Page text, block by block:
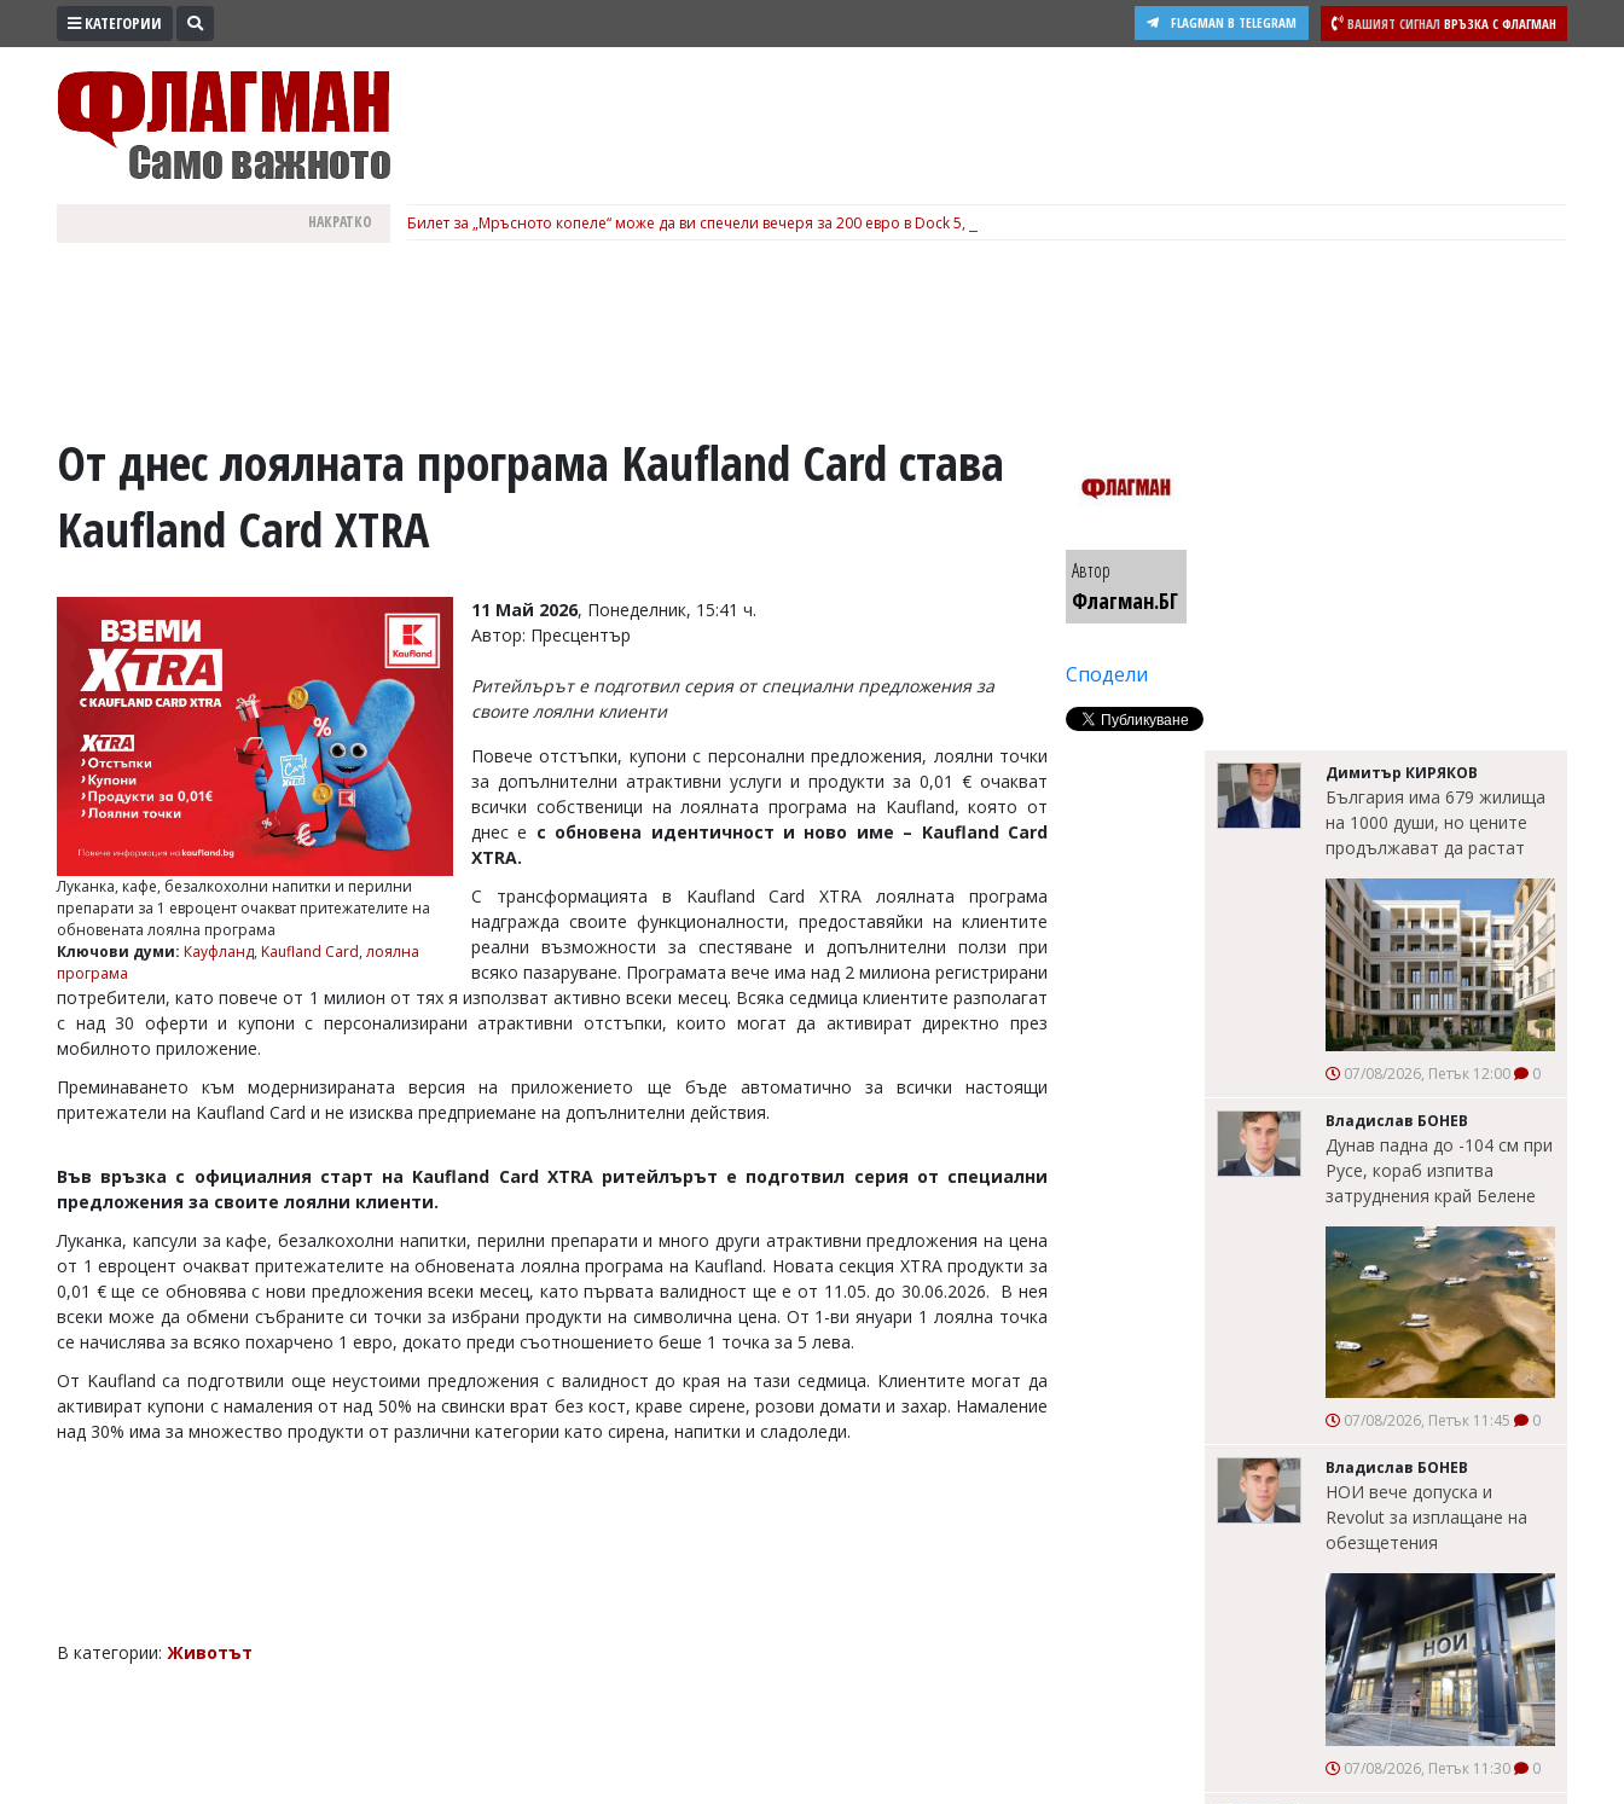
ПРОМО
ВОЙНАТА
УКРАЙНА
РАЗСЛЕДВАНЕ
Управители:
v.vasilev@flagman.bg
Касабова,
k.kassabova@flagman.bg
Главен
редактор:
Колев,
Коментарите
въвеждат
читателите
редакцията
отговорност
откриете
КАТЕГОРИИ ВАШИЯТ СИГНАЛ ВРЪЗКА С ФЛАГМАН
FLAGMAN В TELEGRAM
НАКРАТКО Билет за „Мръсното копеле“ може да ви спечели вечеря за 200 евро в Dock 5, вижте подробности
От днес лоялната програма Kaufland Card става
Kaufland Card XTRA
Луканка, кафе, безалкохолни напитки и перилни
препарати за 1 евроцент очакват притежателите на
обновената лоялна програма
Ключови думи: Кауфланд, Kaufland Card, лоялна
програма
11 Май 2026, Понеделник, 15:41 ч.
Автор: Пресцентър
Ритейлърът е подготвил серия от специални предложения за
своите лоялни клиенти
Повече отстъпки, купони с персонални предложения, лоялни точки
за допълнителни атрактивни услуги и продукти за 0,01 € очакват
всички собственици на лоялната програма на Kaufland, която от
днес е с обновена идентичност и ново име – Kaufland Card
XTRA.
С трансформацията в Kaufland Card XTRA лоялната програма
надгражда своите функционалности, предоставяйки на клиентите
реални възможности за спестяване и допълнителни ползи при
всяко пазаруване. Програмата вече има над 2 милиона регистрирани
потребители, като повече от 1 милион от тях я използват активно всеки месец. Всяка седмица клиентите разполагат
с над 30 оферти и купони с персонализирани атрактивни отстъпки, които могат да активират директно през
мобилното приложение.
Преминаването към модернизираната версия на приложението ще бъде автоматично за всички настоящи
притежатели на Kaufland Card и не изисква предприемане на допълнителни действия.
Във връзка с официалния старт на Kaufland Card XTRAритейлърът е подготвил серия от специални
предложения за своите лоялни клиенти.
Луканка, капсули за кафе, безалкохолни напитки, перилни препарати и много други атрактивни предложения на цена
от 1 евроцент очакват притежателите на обновената лоялна програма на Kaufland. Новата секция XTRA продукти за
0,01 € ще се обновява с нови предложения всеки месец, като първата валидност ще е от 11.05. до 30.06.2026. В нея
всеки може да обмени събраните си точки за избрани продукти на символична цена. От 1-ви януари 1 лоялна точка
се начислява за всяко похарчено 1 евро, докато преди съотношението беше 1 точка за 5 лева.
От Kaufland са подготвили още неустоими предложения с валидност до края на тази седмица. Клиентите могат да
активират купони с намаления от над 50% на свински врат без кост, краве сирене, розови домати и захар. Намаление
над 30% има за множество продукти от различни категории като сирена, напитки и сладоледи.
В категории: Животът
Автор
Флагман.БГ
Сподели
Димитър КИРЯКОВ
България има 679 жилища
на 1000 души, но цените
продължават да растат
07/08/2026, Петък 12:00 0
Владислав БОНЕВ
Дунав падна до -104 см при
Русе, кораб изпитва
затруднения край Белене
07/08/2026, Петък 11:45 0
Владислав БОНЕВ
НОИ вече допуска и
Revolut за изплащане на
обезщетения
07/08/2026, Петък 11:30 0